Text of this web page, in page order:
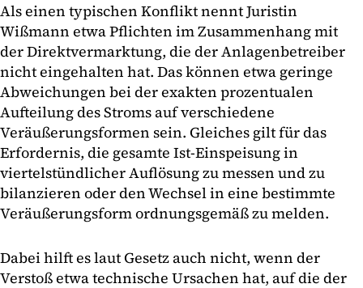
Als einen typischen Konflikt nennt Juristin
Wißmann etwa Pflichten im Zusammenhang mit
der Direktvermarktung, die der Anlagenbetreiber
nicht eingehalten hat. Das können etwa geringe
Abweichungen bei der exakten prozentualen
Aufteilung des Stroms auf verschiedene
Veräußerungsformen sein. Gleiches gilt für das
Erfordernis, die gesamte Ist-Einspeisung in
viertelstündlicher Auflösung zu messen und zu
bilanzieren oder den Wechsel in eine bestimmte
Veräußerungsform ordnungsgemäß zu melden.
Dabei hilft es laut Gesetz auch nicht, wenn der
Verstoß etwa technische Ursachen hat, auf die der